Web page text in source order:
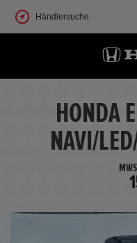
Händlersuche
HONDA
NAVI/